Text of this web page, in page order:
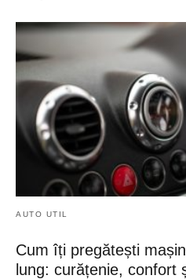
AUTO UTIL
Cum îți pregătești
lung: curățenie, confort